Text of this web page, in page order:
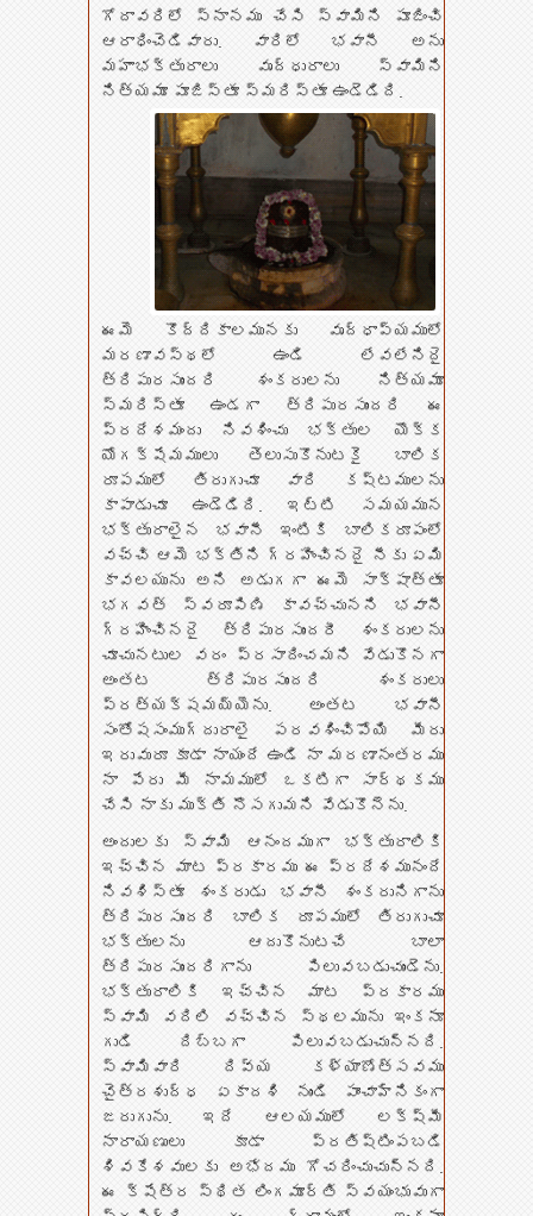
గోదావరిలో స్నానము చేసి స్వామిని పూజించి
ఆరాధించెడివారు. వారిలో భవానీ అను
మహాభక్తురాలు వృద్ధురాలు స్వామిని
నిత్యమూ పూజిస్తూ స్మరిస్తూ ఉండెడిది.
ఈమె కొద్దికాలమునకు వృద్ధాప్యములో
మరణావస్థలో ఉండి లేవలేనిదై
త్రిపురసుందరి శంకరులను నిత్యమూ
స్మరిస్తూ ఉండగా త్రిపురసుందరి ఈ
ప్రదేశమందు నివశించు భక్తుల యొక్క
యోగక్షేమములు తెలుసుకొనుటకై బాలిక
రూపములో తిరుగుచూ వారి కష్టములను
కాపాడుచూ ఉండెడిది. ఇట్టి సమయమున
భక్తురాలైన భవానీ ఇంటికి బాలికరూపంలో
వచ్చి ఆమె భక్తిని గ్రహించినదై నీకు ఏమి
కావలయును అని అడుగగా ఈమె సాక్షాత్తూ
భగవత్ స్వరూపిణి కావచ్చునని భవానీ
గ్రహించినదై త్రిపురసుందరీ శంకరులను
చూచునటుల వరం ప్రసాదించమని వేడుకొనగా
అంతట త్రిపురసుందరి శంకరులు
ప్రత్యక్షమయ్యెను. అంతట భవానీ
సంతోషసంముగ్దురాలై పరవశించిపోయి మీరు
ఇరువురూ కూడా నాయందే ఉండి నా మరణానంతరము
నా పేరు మీ నామములో ఒకటిగా సార్థకము
చేసి నాకు ముక్తి నొసగుమని వేడుకొనెను.
అందులకు స్వామి ఆనందముగా భక్తురాలికి
ఇచ్చిన మాట ప్రకారము ఈ ప్రదేశమునందే
నివశిస్తూ శంకరుడు భవానీ శంకరునిగాను
త్రిపురసుందరి బాలిక రూపములో తిరుగుచూ
భక్తులను ఆదుకొనుటచే బాలా
త్రిపురసుందరిగాను పిలువబడుచుండెను.
భక్తురాలికి ఇచ్చిన మాట ప్రకారము
స్వామి వదిలి వచ్చిన స్థలమును ఇంకనూ
గుడి దిబ్బగా పిలువబడుచున్నది.
స్వామివారి దివ్య కళ్యాణోత్సవము
చైత్రశుద్ధ ఏకాదశి నుండి పాంచాహ్నికంగా
జరుగును. ఇదే ఆలయములో లక్ష్మీ
నారాయణులు కూడా ప్రతిష్టింపబడి
శివకేశవులకు అభేదము గోచరించుచున్నది.
ఈ క్షేత్ర స్థిత లింగమూర్తి స్వయంభువుగా